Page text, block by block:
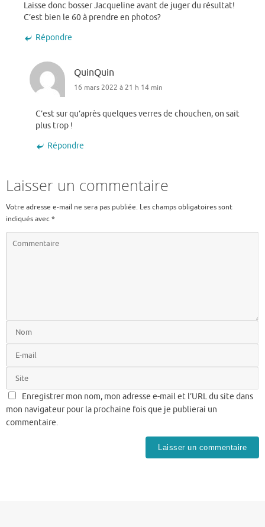
Laisse donc bosser Jacqueline avant de juger du résultat!
C’est bien le 60 à prendre en photos?
Répondre
QuinQuin
16 mars 2022 à 21 h 14 min
C’est sur qu’après quelques verres de chouchen, on sait
plus trop !
Répondre
Laisser un commentaire
Votre adresse e-mail ne sera pas publiée. Les champs obligatoires sont
indiqués avec*
Enregistrer mon nom, mon adresse e-mail et l’URL du site dans
mon navigateur pour la prochaine fois que je publierai un
commentaire.